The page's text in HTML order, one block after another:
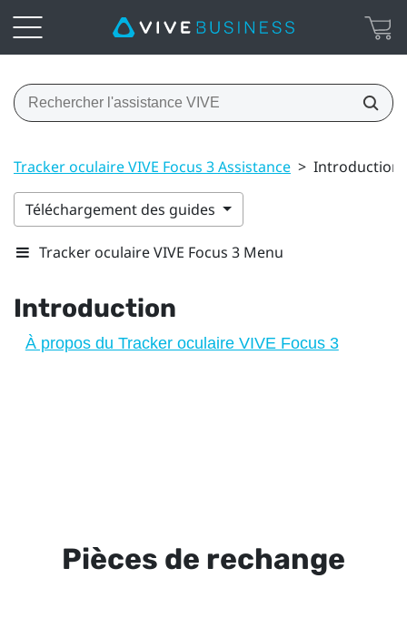
Tracker oculaire VIVE Focus 3 Assistance > Introduction
Téléchargement des guides
Tracker oculaire VIVE Focus 3 Menu
Introduction
À propos du Tracker oculaire VIVE Focus 3
Pièces de rechange